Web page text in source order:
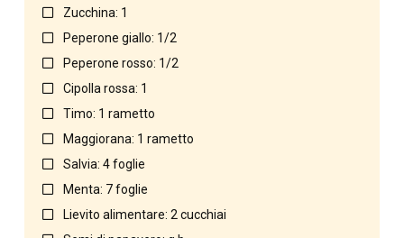
Zucchina: 1
Peperone giallo: 1/2
Peperone rosso: 1/2
Cipolla rossa: 1
Timo: 1 rametto
Maggiorana: 1 rametto
Salvia: 4 foglie
Menta: 7 foglie
Lievito alimentare: 2 cucchiai